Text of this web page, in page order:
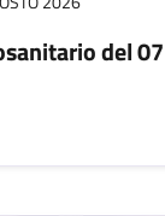
del